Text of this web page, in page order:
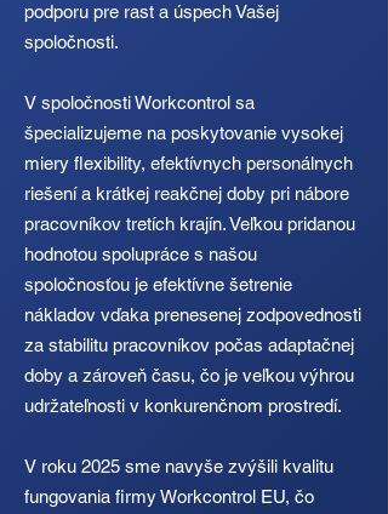
podporu pre rast a úspech Vašej
spoločnosti.
V spoločnosti Workcontrol sa
špecializujeme na poskytovanie vysokej
miery flexibility, efektívnych personálnych
riešení a krátkej reakčnej doby pri nábore
pracovníkov tretích krajín. Veľkou pridanou
hodnotou spolupráce s našou
spoločnosťou je efektívne šetrenie
nákladov vďaka prenesenej zodpovednosti
za stabilitu pracovníkov počas adaptačnej
doby a zároveň času, čo je veľkou výhrou
udržateľnosti v konkurenčnom prostredí. ​
V roku 2025 sme navyše zvýšili kvalitu
fungovania firmy Workcontrol EU, čo